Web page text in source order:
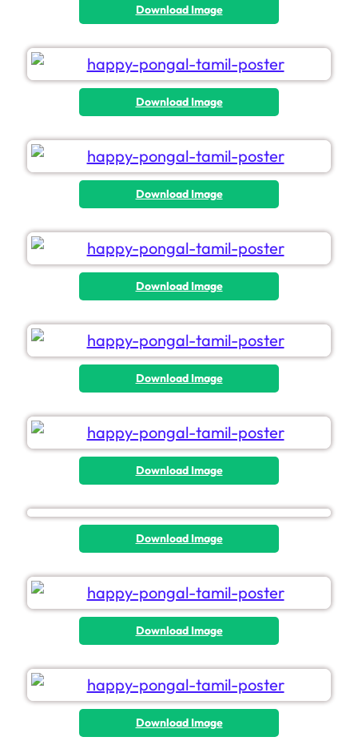
Download Image
Download Image
Download Image
Download Image
Download Image
Download Image
Download Image
Download Image
Download Image